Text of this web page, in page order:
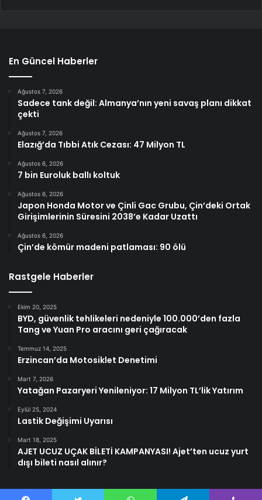
En Güncel Haberler
Ağustos 7, 2026
Sadece tank değil: Almanya’nın yeni savaş planı dikkat
çekti
Ağustos 7, 2026
Elazığ’da Tıbbi Atık Cezası: 47 Milyon TL
Ağustos 6, 2026
7 bin Euroluk ballı koltuk
Ağustos 6, 2026
Japon Honda Motor ve Çinli Gac Grubu, Çin’deki Ortak
Girişimlerinin Süresini 2038’e Kadar Uzattı
Ağustos 6, 2026
Çin’de kömür madeni patlaması: 90 ölü
Rastgele Haberler
Ekim 20, 2025
BYD, güvenlik tehlikeleri nedeniyle 100.000’den fazla
Tang ve Yuan Pro aracını geri çağıracak
Temmuz 14, 2025
Erzincan’da Motosiklet Denetimi
Mart 7, 2026
Yatağan Pazaryeri Yenileniyor: 17 Milyon TL’lik Yatırım
Eylül 25, 2024
Lastik Değişimi Uyarısı
Mart 18, 2025
AJET UCUZ UÇAK BİLETİ KAMPANYASI! Ajet’ten ucuz yurt
dışı bileti nasıl alınır?